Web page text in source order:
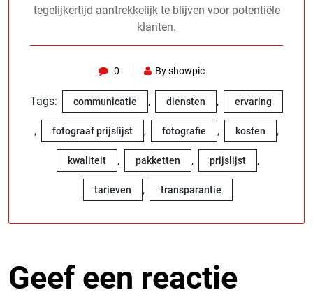
tegelijkertijd aantrekkelijk te blijven voor potentiële
klanten.
0 By showpic
Tags: communicatie , diensten , ervaring
, fotograaf prijslijst , fotografie , kosten ,
kwaliteit , pakketten , prijslijst ,
tarieven , transparantie
Geef een reactie